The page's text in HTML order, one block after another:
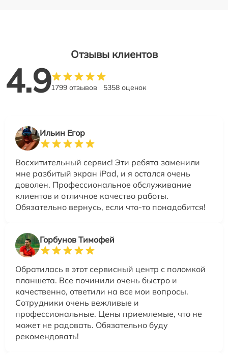
Отзывы клиентов
4.91799 отзывов 5358 оценок
Ильин Егор
Восхитительный сервис! Эти ребята заменили
мне разбитый экран iPad, и я остался очень
доволен. Профессиональное обслуживание
клиентов и отличное качество работы.
Обязательно вернусь, если что-то понадобится!
Горбунов Тимофей
Обратилась в этот сервисный центр с поломкой
планшета. Все починили очень быстро и
качественно, ответили на все мои вопросы.
Сотрудники очень вежливые и
профессиональные. Цены приемлемые, что не
может не радовать. Обязательно буду
рекомендовать!